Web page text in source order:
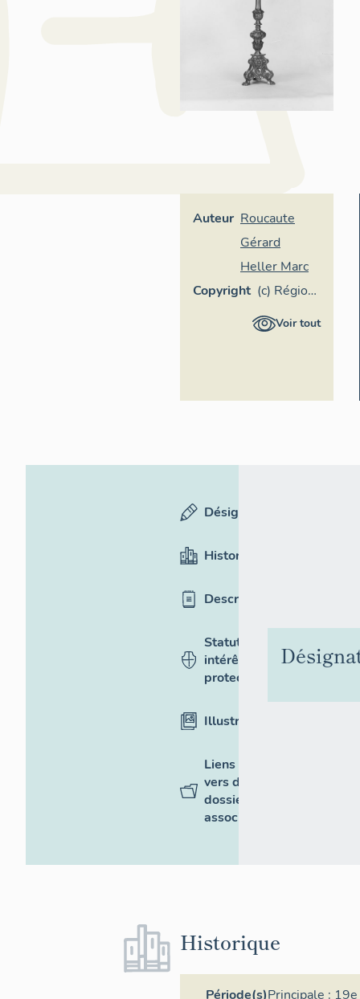
Auteur Roucaute
Gérard
Heller Marc
Copyright (c) Région
Provence-
Voir tout
Désignation
Historique
Description
Statut,
intérêt et
protection
Illustrations
Liens
vers des
dossiers
associés
Historique
Période(s)Principale :